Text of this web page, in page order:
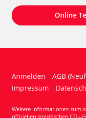
Online
Anmelden AGB
Impressum
Weitere Informationen zum